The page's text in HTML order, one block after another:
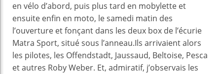
en vélo d’abord, puis plus tard en mobylette et
ensuite enfin en moto, le samedi matin des
l’ouverture et fonçant dans les deux box de l’écurie
Matra Sport, situé sous l’anneau.Ils arrivaient alors
les pilotes, les Offendstadt, Jaussaud, Beltoise, Pesca
et autres Roby Weber. Et, admiratif, j’observais les